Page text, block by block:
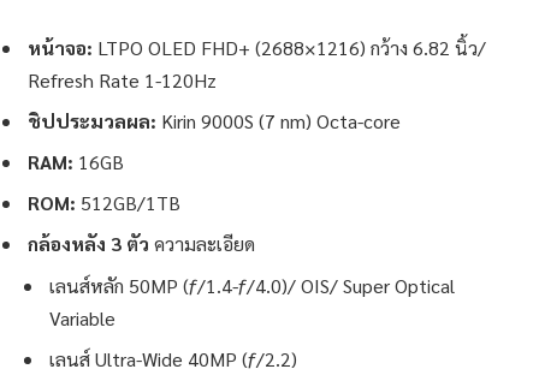
หน้าจอ: LTPO OLED FHD+ (2688×1216) กว้าง 6.82 นิ้ว/
Refresh Rate 1-120Hz
ชิปประมวลผล: Kirin 9000S (7 nm) Octa-core
RAM: 16GB
ROM: 512GB/1TB
กล้องหลัง 3 ตัว ความละเอียด
เลนส์หลัก 50MP (ƒ/1.4-ƒ/4.0)/ OIS/ Super Optical
Variable
เลนส์ Ultra-Wide 40MP (ƒ/2.2)